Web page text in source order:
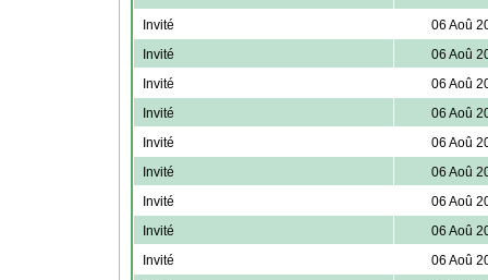
Invité
06 Aoû
Invité
06 Aoû
Invité
06 Aoû
Invité
06 Aoû
Invité
06 Aoû
Invité
06 Aoû
Invité
06 Aoû
Invité
06 Aoû
Invité
06 Aoû